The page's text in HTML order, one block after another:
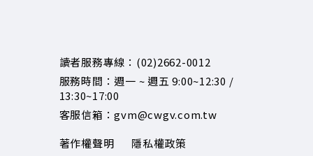
讀者服務專線：(02)2662-0012
服務時間：週一 ~ 週五 9:00~12:30 /
13:30~17:00
客服信箱：gvm@cwgv.com.tw
著作權聲明
隱私權政策